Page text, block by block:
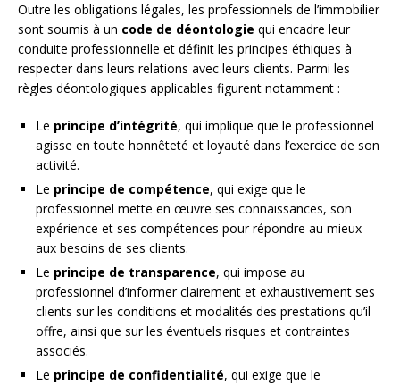
Outre les obligations légales, les professionnels de l’immobilier
sont soumis à un code de déontologie qui encadre leur
conduite professionnelle et définit les principes éthiques à
respecter dans leurs relations avec leurs clients. Parmi les
règles déontologiques applicables figurent notamment :
Le principe d’intégrité, qui implique que le professionnel
agisse en toute honnêteté et loyauté dans l’exercice de son
activité.
Le principe de compétence, qui exige que le
professionnel mette en œuvre ses connaissances, son
expérience et ses compétences pour répondre au mieux
aux besoins de ses clients.
Le principe de transparence, qui impose au
professionnel d’informer clairement et exhaustivement ses
clients sur les conditions et modalités des prestations qu’il
offre, ainsi que sur les éventuels risques et contraintes
associés.
Le principe de confidentialité, qui exige que le